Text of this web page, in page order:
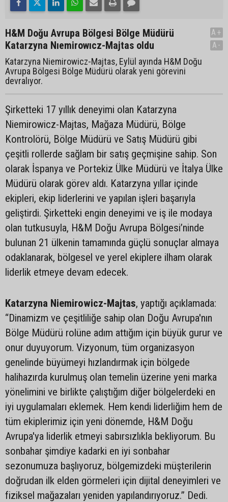
H&M Doğu Avrupa Bölgesi Bölge Müdürü
Katarzyna Nıemirowıcz-Majtas oldu
Katarzyna Niemirowicz-Majtas, Eylül ayında H&M Doğu
Avrupa Bölgesi Bölge Müdürü olarak yeni görevini
devralıyor.
A+
A-
Şirketteki 17 yıllık deneyimi olan Katarzyna
Niemirowicz-Majtas, Mağaza Müdürü, Bölge
Kontrolörü, Bölge Müdürü ve Satış Müdürü gibi
çeşitli rollerde sağlam bir satış geçmişine sahip. Son
olarak İspanya ve Portekiz Ülke Müdürü ve İtalya Ülke
Müdürü olarak görev aldı. Katarzyna yıllar içinde
ekipleri, ekip liderlerini ve yapılan işleri başarıyla
geliştirdi. Şirketteki engin deneyimi ve iş ile modaya
olan tutkusuyla, H&M Doğu Avrupa Bölgesi’ninde
bulunan 21 ülkenin tamamında güçlü sonuçlar almaya
odaklanarak, bölgesel ve yerel ekiplere ilham olarak
liderlik etmeye devam edecek.
Katarzyna Niemirowicz-Majtas, yaptığı açıklamada:
“Dinamizm ve çeşitliliğe sahip olan Doğu Avrupa'nın
Bölge Müdürü rolüne adım attığım için büyük gurur ve
onur duyuyorum. Vizyonum, tüm organizasyon
genelinde büyümeyi hızlandırmak için bölgede
halihazırda kurulmuş olan temelin üzerine yeni marka
yönelimini ve birlikte çalıştığım diğer bölgelerdeki en
iyi uygulamaları eklemek. Hem kendi liderliğim hem de
tüm ekiplerimiz için yeni dönemde, H&M Doğu
Avrupa'ya liderlik etmeyi sabırsızlıkla bekliyorum. Bu
sonbahar şimdiye kadarki en iyi sonbahar
sezonumuza başlıyoruz, bölgemizdeki müşterilerin
doğrudan ilk elden görmeleri için dijital deneyimleri ve
fiziksel mağazaları yeniden yapılandırıyoruz.” Dedi.